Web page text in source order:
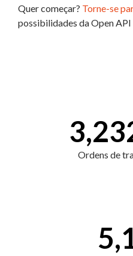
Quer começar? Torne-se
possibilidades da Open
Ordens de